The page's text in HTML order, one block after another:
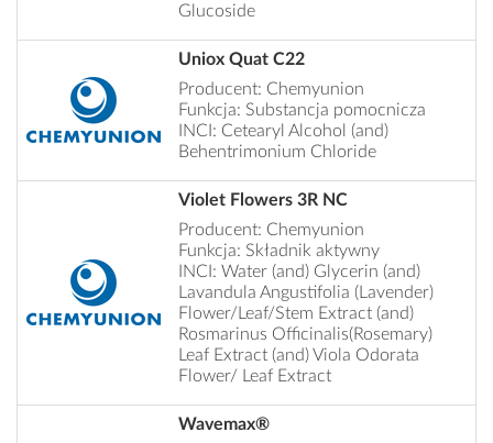
Glucoside
Uniox Quat C22
Producent: Chemyunion
Funkcja: Substancja pomocnicza
INCI: Cetearyl Alcohol (and)
Behentrimonium Chloride
Violet Flowers 3R NC
Producent: Chemyunion
Funkcja: Składnik aktywny
INCI: Water (and) Glycerin (and)
Lavandula Angustifolia (Lavender)
Flower/Leaf/Stem Extract (and)
Rosmarinus Officinalis(Rosemary)
Leaf Extract (and) Viola Odorata
Flower/ Leaf Extract
Wavemax®